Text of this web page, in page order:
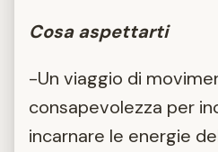
Cosa aspettarti
-Un viaggio di
consapevolezza per
incarnare le energie